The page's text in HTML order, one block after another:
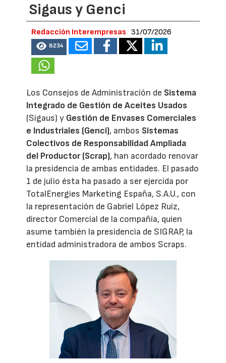
Sigaus y Genci
Redacción Interempresas 31/07/2026
8234
Los Consejos de Administración de Sistema
Integrado de Gestión de Aceites Usados
(Sigaus) y Gestión de Envases Comerciales
e Industriales (Genci), ambos Sistemas
Colectivos de Responsabilidad Ampliada
del Productor (Scrap), han acordado renovar
la presidencia de ambas entidades. El pasado
1 de julio ésta ha pasado a ser ejercida por
TotalEnergies Marketing España, S.A.U., con
la representación de Gabriel López Ruiz,
director Comercial de la compañía, quien
asume también la presidencia de SIGRAP, la
entidad administradora de ambos Scraps.